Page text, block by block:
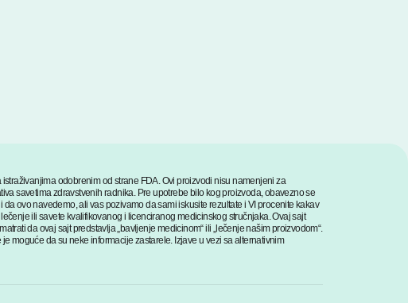
odobrenim od strane FDA. Ovi proizvodi nisu namenjeni za
savetima zdravstvenih radnika. Pre upotrebe bilo kog proizvoda, obavezno se
ovo navedemo, ali vas pozivamo da sami iskusite rezultate i VI procenite kakav
ili savete kvalifikovanog i licenciranog medicinskog stručnjaka. Ovaj sajt
da ovaj sajt predstavlja „bavljenje medicinom“ ili „lečenje našim proizvodom“.
moguće da su neke informacije zastarele. Izjave u vezi sa alternativnim